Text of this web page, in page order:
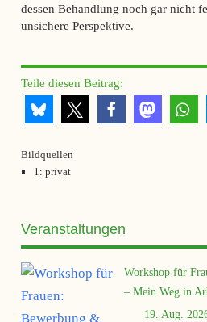
dessen Behandlung noch gar nicht
unsichere Perspektive.
Teile diesen Beitrag:
Bildquellen
1: privat
Veranstaltungen
Workshop für
– Mein Weg in
19. Aug.